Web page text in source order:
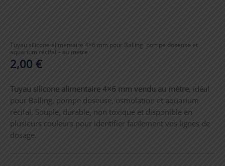
Tuyau silicone alimentaire 4×6 mm pour Balling, pompe doseuse et
aquarium récifal – au metre
2,00 €
Tuyau silicone alimentaire 4×6 mm vendu au mètre, idéal
pour Balling, pompe doseuse, osmolation et aquarium
récifal. Souple, durable, non toxique et disponible en
plusieurs couleurs pour identifier facilement vos lignes de
dosage.